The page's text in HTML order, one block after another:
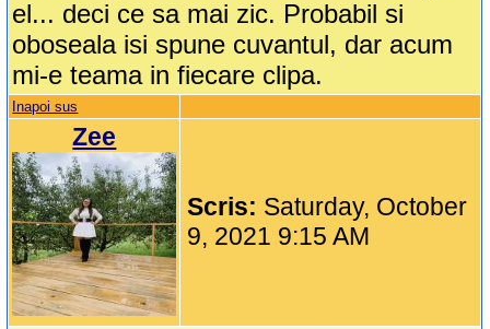
el... deci ce sa mai zic. Probabil si
oboseala isi spune cuvantul, dar acum
mi-e teama in fiecare clipa.
Inapoi sus
Zee
Scris: Saturday, October
9, 2021 9:15 AM